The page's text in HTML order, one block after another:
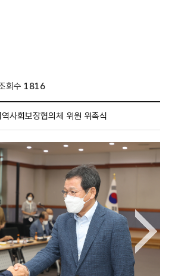
회수 1816
사회보장협의체 위원 위촉식
다음 이미지 보기